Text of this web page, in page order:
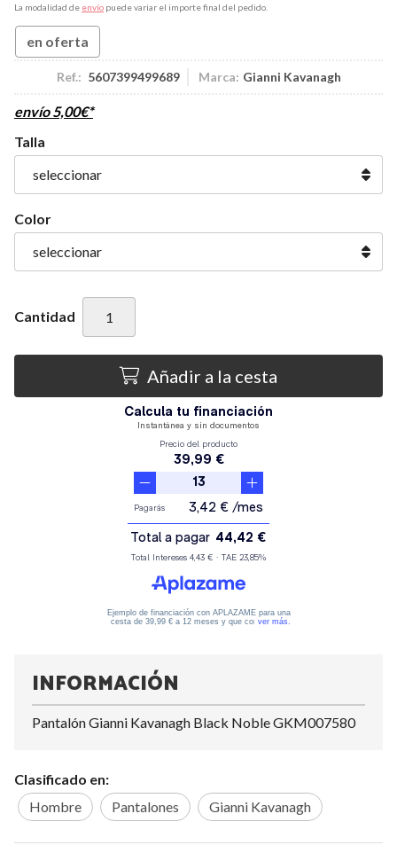
La modalidad de envío puede variar el importe final del pedido.
en oferta
Ref.: 5607399499689 Marca: Gianni Kavanagh
envío 5,00€*
Talla
Color
Cantidad
Añadir a la cesta
INFORMACIÓN
Pantalón Gianni Kavanagh Black Noble GKM007580
Clasificado en:
Hombre
Pantalones Gianni Kavanagh